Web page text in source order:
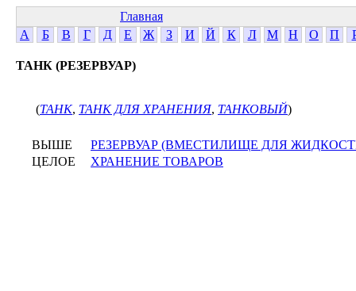
Главная
А
Б В Г Д Е Ж З И Й К Л М Н О П
ТАНК (РЕЗЕРВУАР)
(ТАНК, ТАНК ДЛЯ ХРАНЕНИЯ, ТАНКОВЫЙ)
ВЫШЕ
РЕЗЕРВУАР (ВМЕСТИЛИЩЕ ДЛЯ
ЦЕЛОЕ
ХРАНЕНИЕ ТОВАРОВ